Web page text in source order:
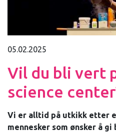
05.02.2025
Vil du bli vert
science
Vi er alltid på utkikk etter
mennesker som ønsker å gi